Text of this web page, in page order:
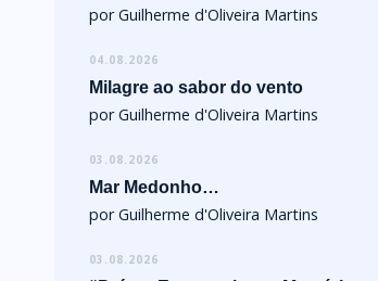
por Guilherme d'Oliveira Martins
04.08.2026
Milagre ao sabor do vento
por Guilherme d'Oliveira Martins
03.08.2026
Mar Medonho…
por Guilherme d'Oliveira Martins
03.08.2026